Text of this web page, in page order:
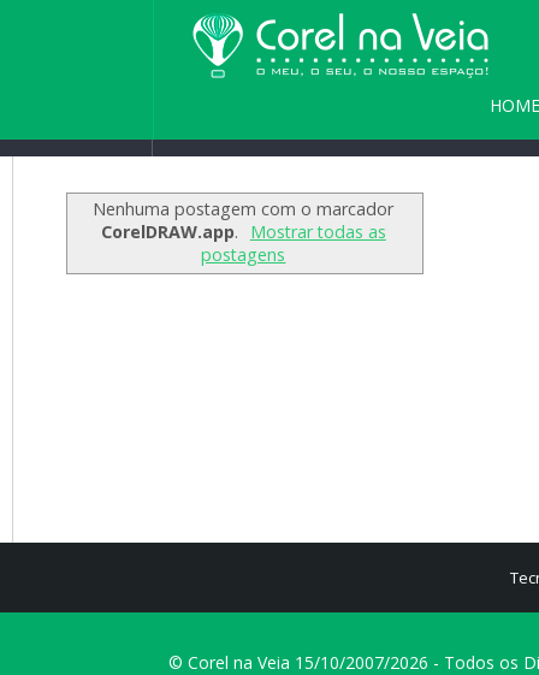
HOME
Seja bem vindo(a)
Nenhuma postagem com o marcador
CorelDRAW.app.
Mostrar todas as
postagens
© Corel na Veia 15/10/2007/2026 - Todos os